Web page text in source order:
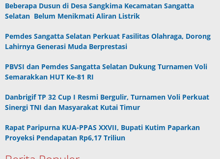
Beberapa Dusun di Desa Sangkima Kecamatan Sangatta
Selatan Belum Menikmati Aliran Listrik
Pemdes Sangatta Selatan Perkuat Fasilitas Olahraga, Dorong
Lahirnya Generasi Muda Berprestasi
PBVSI dan Pemdes Sangatta Selatan Dukung Turnamen Voli
Semarakkan HUT Ke-81 RI
Danbrigif TP 32 Cup I Resmi Bergulir, Turnamen Voli Perkuat
Sinergi TNI dan Masyarakat Kutai Timur
Rapat Paripurna KUA-PPAS XXVII, Bupati Kutim Paparkan
Proyeksi Pendapatan Rp6,17 Triliun